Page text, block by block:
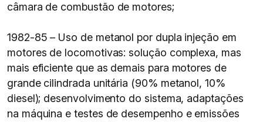
câmara de combustão de motores;
1982-85 – Uso de metanol por dupla injeção em
motores de locomotivas: solução complexa, mas
mais eficiente que as demais para motores de
grande cilindrada unitária (90% metanol, 10%
diesel); desenvolvimento do sistema, adaptações
na máquina e testes de desempenho e emissões